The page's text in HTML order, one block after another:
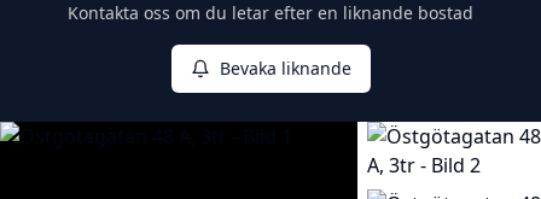
Kontakta oss om du letar efter en liknande bostad
Bevaka liknande